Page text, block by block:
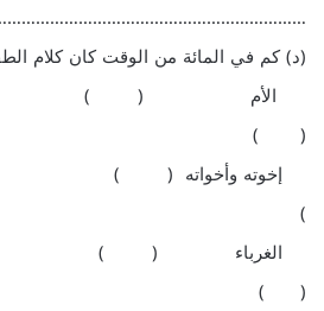
(د) كم في المائة من الوقت كان كلام
الأم ( )
( )
إخوته وأخواته ( )
)
الغرباء ( )
( )